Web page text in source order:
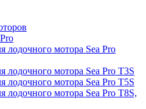
лодочного мотора Sea Pro
лодочного мотора Sea Pro Т3S
лодочного мотора Sea Pro Т5S
лодочного мотора Sea Pro Т8S,